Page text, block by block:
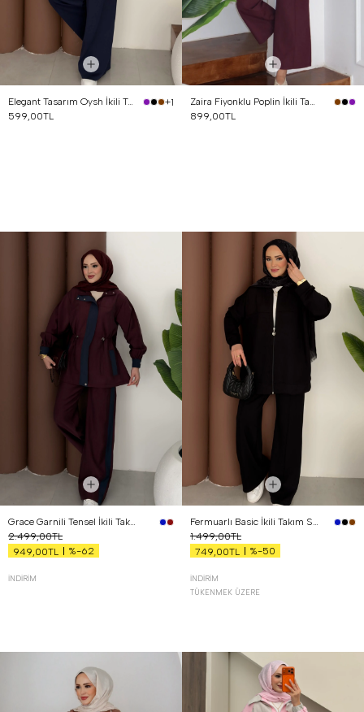
Elegant Tasarım Oysh İkili Takım Lacivert
+1
599,00TL
Zaira Fiyonklu Poplin İkili Takım Mürdüm
899,00TL
Grace Garnili Tensel İkili Takım Bordo
2.499,00TL
949,00TL
%-62
İNDIRIM
Fermuarlı Basic İkili Takım Siyah
1.499,00TL
749,00TL
%-50
İNDIRIM
TÜKENMEK ÜZERE